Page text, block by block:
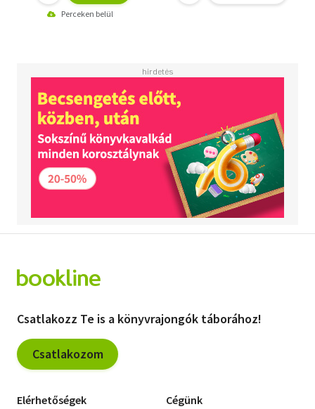
Perceken belül
Csatlakozz Te is a könyvrajongók táborához!
Csatlakozom
Elérhetőségek Cégünk